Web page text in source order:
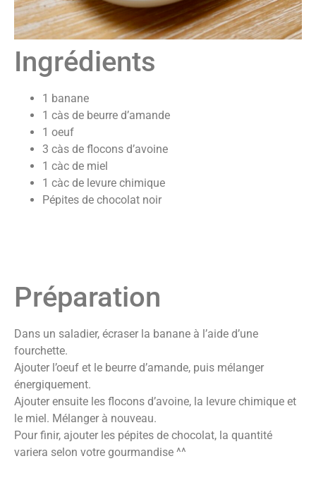
Ingrédients
1 banane
1 càs de beurre d’amande
1 oeuf
3 càs de flocons d’avoine
1 càc de miel
1 càc de levure chimique
Pépites de chocolat noir
Préparation
Dans un saladier, écraser la banane à l’aide d’une
fourchette.
Ajouter l’oeuf et le beurre d’amande, puis mélanger
énergiquement.
Ajouter ensuite les flocons d’avoine, la levure chimique et
le miel. Mélanger à nouveau.
Pour finir, ajouter les pépites de chocolat, la quantité
variera selon votre gourmandise ^^